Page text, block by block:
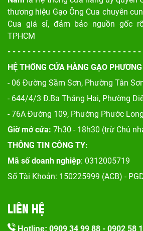
thương hiệu Gạo Ông Cua chuyên
Cua giá sỉ, đảm bảo nguồn gốc
TPHCM
- - - - - - - - - - - - - - - - - - - - - - - - - - -
HỆ THỐNG CỬA HÀNG GẠO
- 06 Đường Sầm Sơn, Phường Tân
- 644/4/3 Đ.Ba Tháng Hai, Phường
- 76A Đường 109, Phường Phước
Giờ mở cửa: 7h30 - 18h30 (trừ Chủ
THÔNG TIN CÔNG TY:
Mã số doanh nghiệp: 0312005719
Số Tài Khoản: 150225999 (ACB) -
LIÊN HỆ
Hotline: 0909 34 99 88 - 0902 58